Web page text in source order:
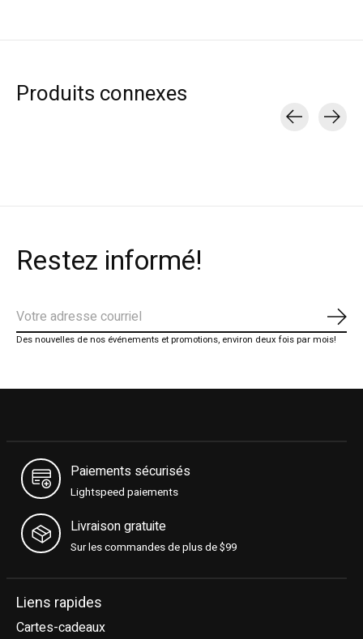
Produits connexes
Restez informé!
Des nouvelles de nos événements et promotions, environ deux fois par mois!
Paiements sécurisés
Lightspeed paiements
Livraison gratuite
Sur les commandes de plus de $99
Liens rapides
Cartes-cadeaux